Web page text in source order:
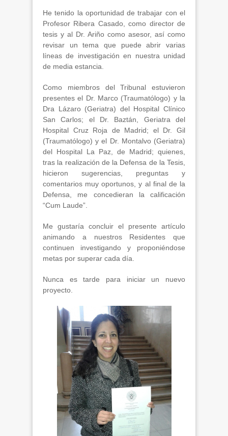
He tenido la oportunidad de trabajar con el
Profesor Ribera Casado, como director de
tesis y al Dr. Ariño como asesor, así como
revisar un tema que puede abrir varias
líneas de investigación en nuestra unidad
de media estancia.
Como miembros del Tribunal estuvieron
presentes el Dr. Marco (Traumatólogo) y la
Dra Lázaro (Geriatra) del Hospital Clínico
San Carlos; el Dr. Baztán, Geriatra del
Hospital Cruz Roja de Madrid; el Dr. Gil
(Traumatólogo) y el Dr. Montalvo (Geriatra)
del Hospital La Paz, de Madrid; quienes,
tras la realización de la Defensa de la Tesis,
hicieron sugerencias, preguntas y
comentarios muy oportunos, y al final de la
Defensa, me concedieran la calificación
“Cum Laude”.
Me gustaría concluir el presente artículo
animando a nuestros Residentes que
continuen investigando y proponiéndose
metas por superar cada día.
Nunca es tarde para iniciar un nuevo
proyecto.